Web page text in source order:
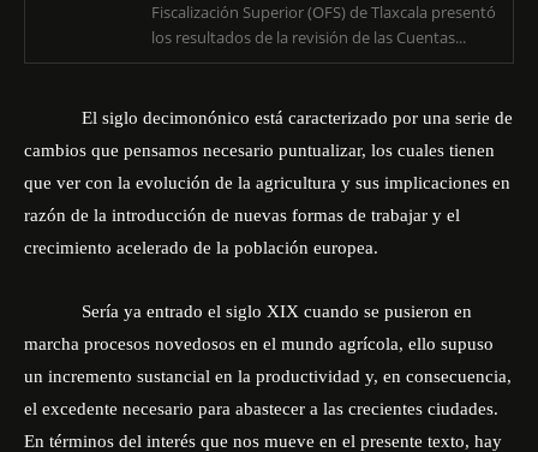
Fiscalización Superior (OFS) de Tlaxcala presentó
los resultados de la revisión de las Cuentas...
El siglo decimonónico está caracterizado por una serie de
cambios que pensamos necesario puntualizar, los cuales tienen
que ver con la evolución de la agricultura y sus implicaciones en
razón de la introducción de nuevas formas de trabajar y el
crecimiento acelerado de la población europea.
Sería ya entrado el siglo XIX cuando se pusieron en
marcha procesos novedosos en el mundo agrícola, ello supuso
un incremento sustancial en la productividad y, en consecuencia,
el excedente necesario para abastecer a las crecientes ciudades.
En términos del interés que nos mueve en el presente texto, hay